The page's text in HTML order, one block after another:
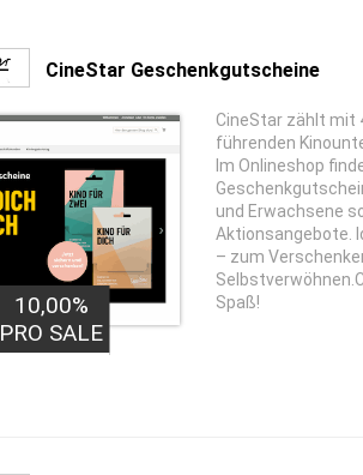
CineStar Geschenkgutscheine
10,00%
PRO SALE
CineStar zählt mit
führenden
Im Onlineshop
und Erwachsene
Aktionsangebote.
– zum
Spaß!